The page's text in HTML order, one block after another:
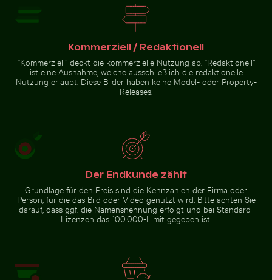
prächtigem Gefieder
Mit Frost bedecktes Gras in
Winterlandschaft
Gelber Webervogel baut ein Nest in der Natur
Zur Stock-Kollektion
Kommerziell / Redaktionell
“Kommerziell” deckt die kommerzielle Nutzung ab. “Redaktionell”
ist eine Ausnahme, welche ausschließlich die redaktionelle
Nutzung erlaubt. Diese Bilder haben keine Model- oder Property-
Releases.
Der Endkunde zählt
Grundlage für den Preis sind die Kennzahlen der Firma oder
Person, für die das Bild oder Video genutzt wird. Bitte achten Sie
darauf, dass ggf. die Namensnennung erfolgt und bei Standard-
Lizenzen das 100.000-Limit gegeben ist.